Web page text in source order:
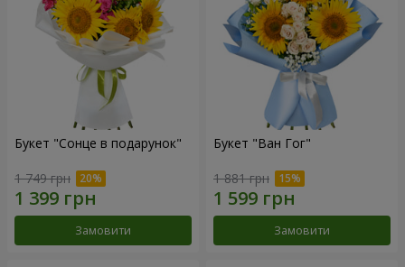
Букет "Сонце в подарунок"
1 749 грн
Замовити
Букет "Ван Гог"
1 881 грн
Замовити